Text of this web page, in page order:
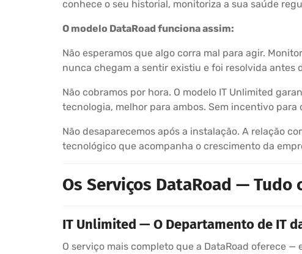
conhece o seu historial, monitoriza a sua saúde
O modelo DataRoad funciona assim:
Não esperamos que algo corra mal para agir.
nunca chegam a sentir existiu e foi resolvida antes
Não cobramos por hora. O modelo IT Unlimited
tecnologia, melhor para ambos. Sem incentivo
Não desaparecemos após a instalação. A relação
tecnológico que acompanha o crescimento da
Os Serviços DataRoad — Tudo
IT Unlimited — O Departamento de IT
O serviço mais completo que a DataRoad oferece